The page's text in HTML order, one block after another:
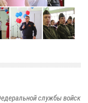
службы войск